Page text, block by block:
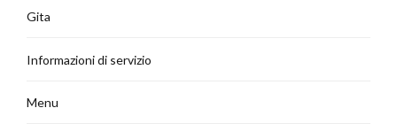
Gita
Informazioni di servizio
Menu